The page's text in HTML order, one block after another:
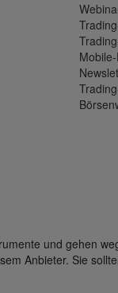
und gehen
Anbieter. Sie